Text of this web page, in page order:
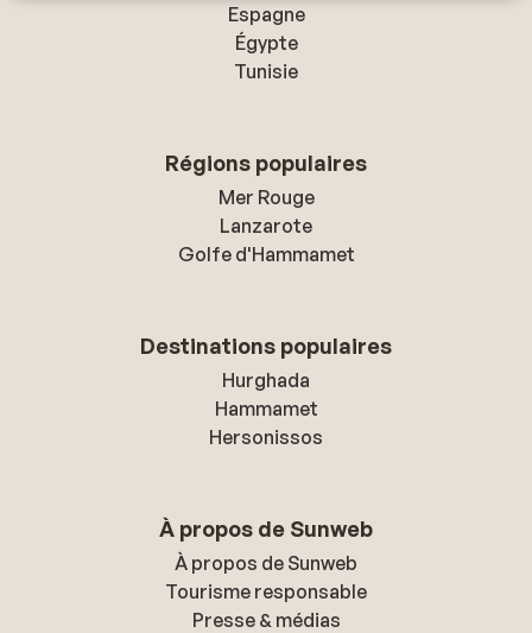
Espagne
Égypte
Tunisie
Régions populaires
Mer Rouge
Lanzarote
Golfe d'Hammamet
Destinations populaires
Hurghada
Hammamet
Hersonissos
À propos de Sunweb
À propos de Sunweb
Tourisme responsable
Presse & médias